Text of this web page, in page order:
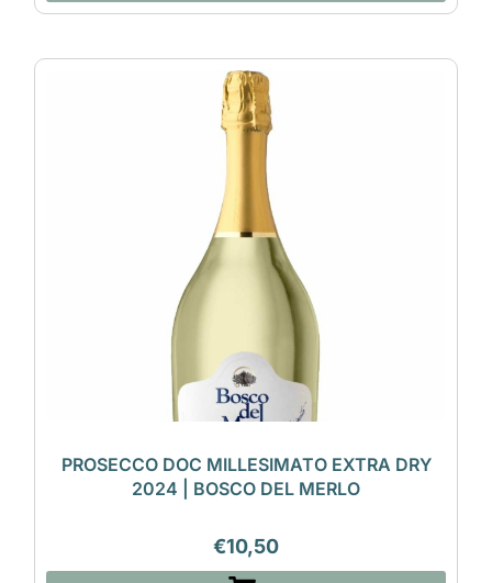
PROSECCO DOC MILLESIMATO EXTRA DRY
2024 | BOSCO DEL MERLO
€10,50